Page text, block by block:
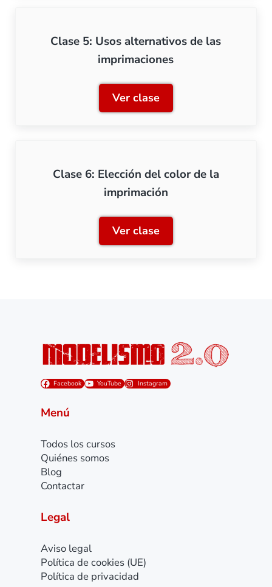
Clase 5: Usos alternativos de las
imprimaciones
Ver claseClase 5: Usos
Clase 6: Elección del color de la
imprimación
Ver claseClase 6: Elección del
Facebook YouTube Instagram
Menú
Todos los cursos
Quiénes somos
Blog
Contactar
Legal
Aviso legal
Política de cookies (UE)
Política de privacidad